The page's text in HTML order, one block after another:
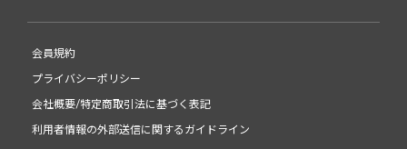
会員規約
プライバシーポリシー
会社概要/特定商取引法に基づく表記
利用者情報の外部送信に関するガイドライン